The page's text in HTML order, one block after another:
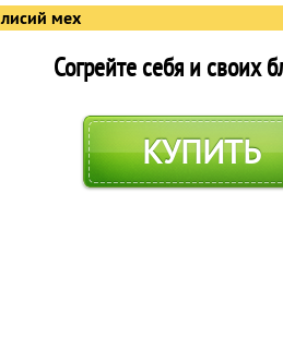
мех
Согрейте себя и своих
КУПИТЬ